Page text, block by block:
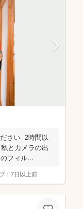
さい 2時間以
とカメラの出
フィル...
： 7日以上前